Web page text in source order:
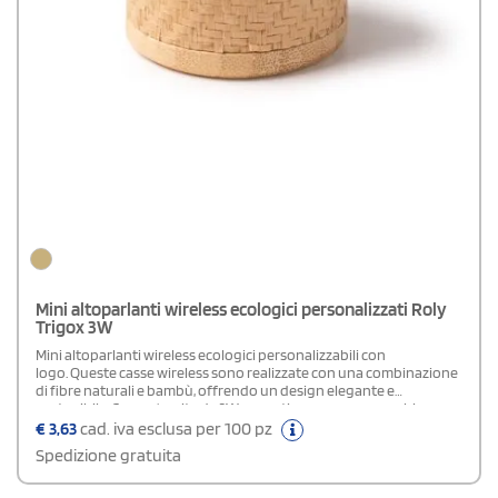
Mini altoparlanti wireless ecologici personalizzati Roly
Trigox 3W
Mini altoparlanti wireless ecologici personalizzabili con
logo. Queste casse wireless sono realizzate con una combinazione
di fibre naturali e bambù, offrendo un design elegante e
sostenibile. Con un'uscita da 3W, garantiscono un suono chiaro e
potente. La confezione è una scatola dal design ecologico,
riflettendo un impegno concreto per la sostenibilità. Perfetti per
eventi, regali aziendali e promozioni, questi altoparlanti uniscono
qualità audio, estetica naturale e rispetto per l'ambiente.
€3,63cad. iva esclusa per 100 pz
Spedizione gratuita